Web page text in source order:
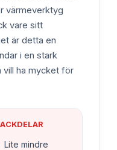
värmeverktyg
vare sitt
är detta en
i en stark
vill ha mycket för
Lite mindre